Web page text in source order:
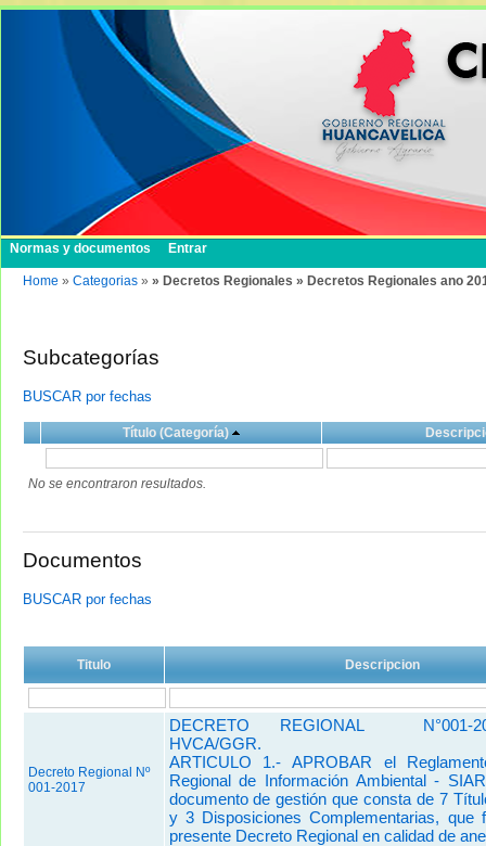
Normas y documentos Entrar
Home » Categorias » » Decretos Regionales » Decretos Regionales ano
Subcategorías
BUSCAR por fechas
Título (Categoría)
No se encontraron resultados.
Documentos
BUSCAR por fechas
Titulo Descripcion
Decreto Regional Nº
001-2017
DECRETO REGIONAL N°001-
HVCA/GGR.
ARTICULO 1.- APROBAR el
Regional de Información Ambiental -
documento de gestión que consta de 7
y 3 Disposiciones Complementarias, que
presente Decreto Regional en calidad de